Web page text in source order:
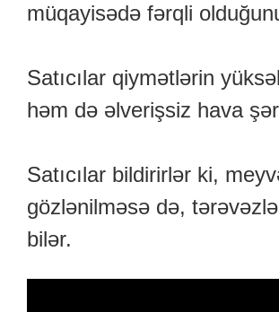
müqayisədə fərqli
Satıcılar qiymətlərin
həm də əlverişsiz hava
Satıcılar bildirirlər ki,
gözlənilməsə də,
bilər.